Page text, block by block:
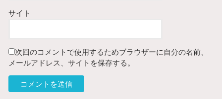
サイト
次回のコメントで使用するためブラウザーに自分の名前、
メールアドレス、サイトを保存する。